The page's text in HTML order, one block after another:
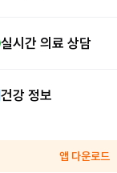
실시간 의료 상담
건강 정보
앱 다운로드